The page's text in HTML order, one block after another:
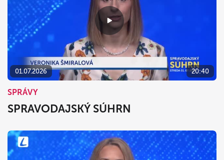
01.07.2026 20:40
SPRÁVY
SPRAVODAJSKÝ SÚHRN